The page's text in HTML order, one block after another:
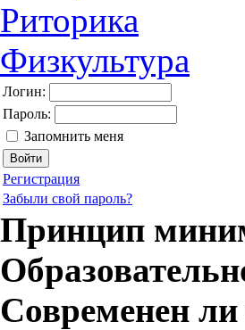
Риторика
Физкультура
Логин:
Пароль:
Запомнить меня
Регистрация
Забыли свой пароль?
Принцип
Современен